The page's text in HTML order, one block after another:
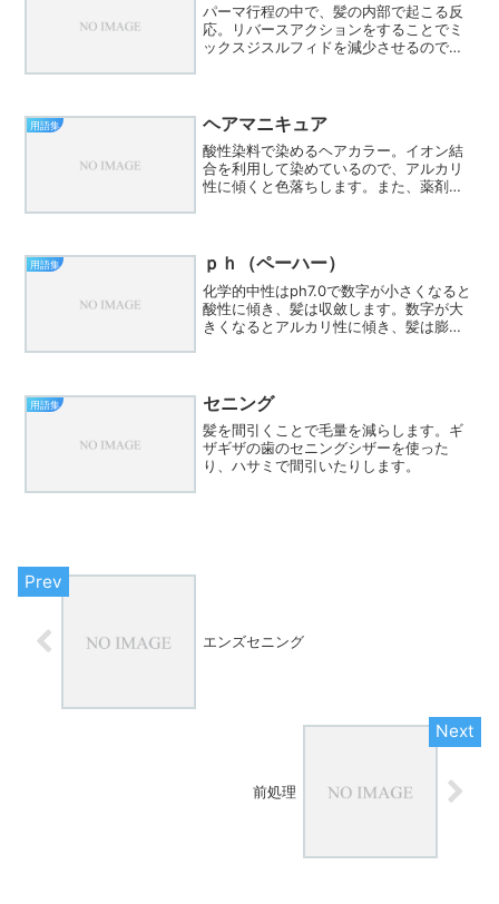
パーマ行程の中で、髪の内部で起こる反
応。リバースアクションをすることでミ
ックスジスルフィドを減少させるのでパ
用語集 ヘアマニキュア
酸性染料で染めるヘアカラー。イオン結
合を利用して染めているので、アルカリ
性に傾くと色落ちします。また、薬剤に
用語集 ｐｈ（ペーハー）
化学的中性はph7.0で数字が小さくなると
酸性に傾き、髪は収斂します。数字が大
きくなるとアルカリ性に傾き、髪は膨潤
髪の安定するphは...
用語集 セニング
髪を間引くことで毛量を減らします。ギ
ザギザの歯のセニングシザーを使った
り、ハサミで間引いたりします。
エンズセニング
前処理